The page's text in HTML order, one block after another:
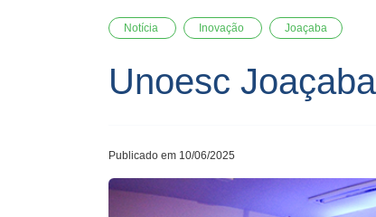
Notícia Inovação Joaçaba
Unoesc
Publicado em 10/06/2025